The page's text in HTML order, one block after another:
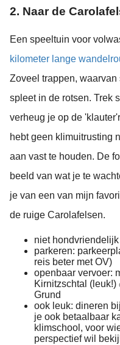
2. Naar de
Een speeltuin voor
kilometer lange
Zoveel trappen,
spleet in de rotsen. Trek
verheug je op de
hebt geen klimuitrusting
aan vast te houden. De
beeld van wat je te
je van een van mijn
de ruige Carolafelsen.
niet hondvriendelijk
parkeren:
reis beter met OV)
openbaar vervoer:
Kirnitzschtal (leuk!)
Grund
ook leuk: dineren
je ook betaalbaar
klimschool, voor
perspectief wil